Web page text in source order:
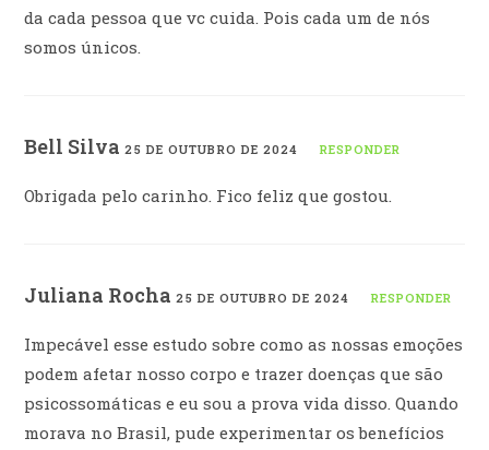
da cada pessoa que vc cuida. Pois cada um de nós
somos únicos.
Bell Silva 25 DE OUTUBRO DE 2024 RESPONDER
Obrigada pelo carinho. Fico feliz que gostou.
Juliana Rocha25 DE OUTUBRO DE 2024 RESPONDER
Impecável esse estudo sobre como as nossas emoções
podem afetar nosso corpo e trazer doenças que são
psicossomáticas e eu sou a prova vida disso. Quando
morava no Brasil, pude experimentar os benefícios